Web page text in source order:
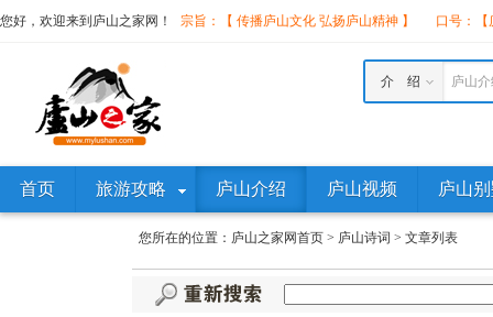
您好，欢迎来到庐山之家网！ 宗旨：【 传播庐山文化 弘扬庐山精神 】 口号：
庐山
介 绍
首页 旅游攻略 庐山介绍 庐山视频 庐山
您所在的位置： 庐山之家网首页 > 庐山诗词 > 文章列表